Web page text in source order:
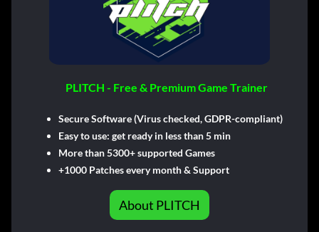
PLITCH - Free & Premium Game Trainer
Secure Software (Virus checked, GDPR-compliant)
Easy to use: get ready in less than 5 min
More than 5300+ supported Games
+1000 Patches every month & Support
About PLITCH